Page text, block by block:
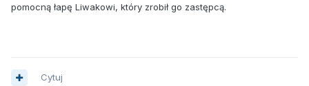
pomocną łapę Liwakowi, który zrobił go zastępcą.
Cytuj